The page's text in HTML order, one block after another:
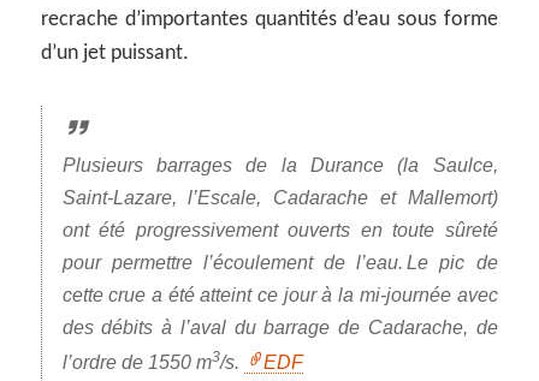
recrache d’importantes quantités d’eau sous forme
d’un jet puissant.
Plusieurs barrages de la Durance (la Saulce,
Saint-Lazare, l’Escale, Cadarache et Mallemort)
ont été progressivement ouverts en toute sûreté
pour permettre l’écoulement de l’eau. Le pic de
cette crue a été atteint ce jour à la mi-journée avec
des débits à l’aval du barrage de Cadarache, de
l’ordre de 1550 m3/s. EDF